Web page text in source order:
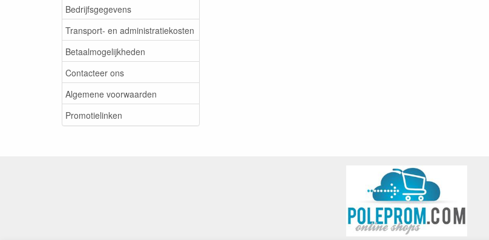
Bedrijfsgegevens
Transport- en administratiekosten
Betaalmogelijkheden
Contacteer ons
Algemene voorwaarden
Promotielinken